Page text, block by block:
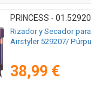
PRINCESS -
Rizador y Secador
Airstyler 529207/
38,99 €